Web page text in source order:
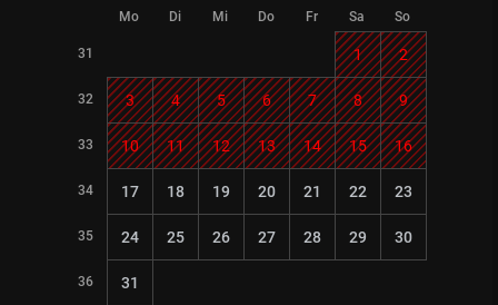
Mo Di Mi Do Fr Sa So
31 1 2
32 3 4 5 6 7 8 9
33 10 11 12 13 14 15 16
34 17 18 19 20 21 22 23
35 24 25 26 27 28 29 30
36 31